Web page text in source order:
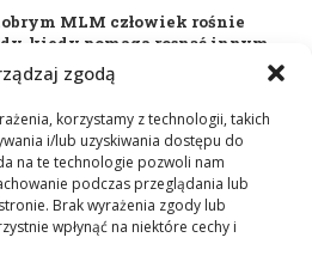
zgodą
korzystamy z technologii, takich
i/lub uzyskiwania dostępu do
na te technologie pozwoli nam
podczas przeglądania lub
Brak wyrażenia zgody lub
wpłynąć na niektóre cechy i
MLM człowiek rośnie
kiedy pomaga rosnąć innym.
jako nowy wybór dojrzałego
2026
Dudzik. Kocham Cię
2026